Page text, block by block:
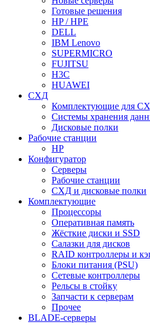
Готовые решения
HP / HPE
DELL
IBM Lenovo
SUPERMICRO
FUJITSU
H3C
HUAWEI
СХД
Комплектующие для
Системы хранения
Дисковые полки
Рабочие станции
HP
Конфигуратор
Серверы
Рабочие станции
СХД и дисковые полки
Комплектующие
Процессоры
Оперативная память
Жёсткие диски и SSD
Салазки для дисков
RAID контроллеры и
Блоки питания (PSU)
Сетевые контроллеры
Рельсы в стойку
Запчасти к серверам
Прочее
BLADE-серверы